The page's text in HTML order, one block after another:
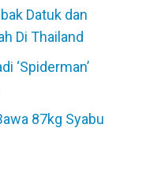
Datuk dan
Di Thailand
‘Spiderman’
87kg Syabu